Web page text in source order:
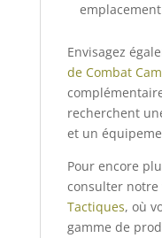
Envisagez
de Combat
recherchent
et un
Pour encore
consulter notre
Tactiques, où
gamme de